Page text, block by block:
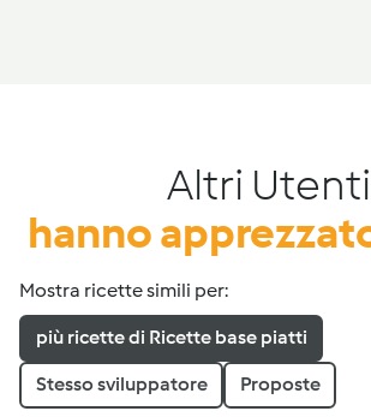
Altri Utenti
hanno
Mostra ricette simili per:
più ricette di Ricette base piatti
Stesso sviluppatore Proposte